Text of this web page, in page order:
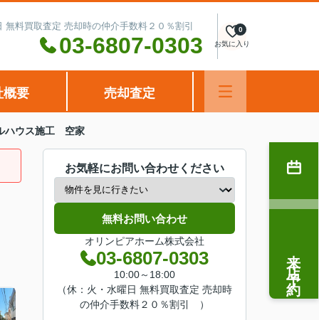
料買取査定 売却時の仲介手数料２０％割引
03-6807-0303 お気に入り
0
概要 売却査定
ウス施工 空家
お気軽にお問い合わせください
無料お問い合わせ
オリンピアホーム株式会社
03-6807-0303
10:00～18:00
（休：火・水曜日 無料買取査定 売却時
の仲介手数料２０％割引 ）
来店予約